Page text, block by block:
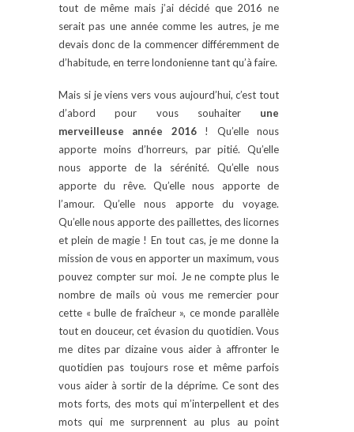
tout de même mais j’ai décidé que 2016 ne
serait pas une année comme les autres, je me
devais donc de la commencer différemment de
d’habitude, en terre londonienne tant qu’à faire.
Mais si je viens vers vous aujourd’hui, c’est tout
d’abord pour vous souhaiter une
merveilleuse année 2016! Qu’elle nous
apporte moins d’horreurs, par pitié. Qu’elle
nous apporte de la sérénité. Qu’elle nous
apporte du rêve. Qu’elle nous apporte de
l’amour. Qu’elle nous apporte du voyage.
Qu’elle nous apporte des paillettes, des licornes
et plein de magie ! En tout cas, je me donne la
mission de vous en apporter un maximum, vous
pouvez compter sur moi. Je ne compte plus le
nombre de mails où vous me remercier pour
cette « bulle de fraîcheur », ce monde parallèle
tout en douceur, cet évasion du quotidien. Vous
me dites par dizaine vous aider à affronter le
quotidien pas toujours rose et même parfois
vous aider à sortir de la déprime. Ce sont des
mots forts, des mots qui m’interpellent et des
mots qui me surprennent au plus au point